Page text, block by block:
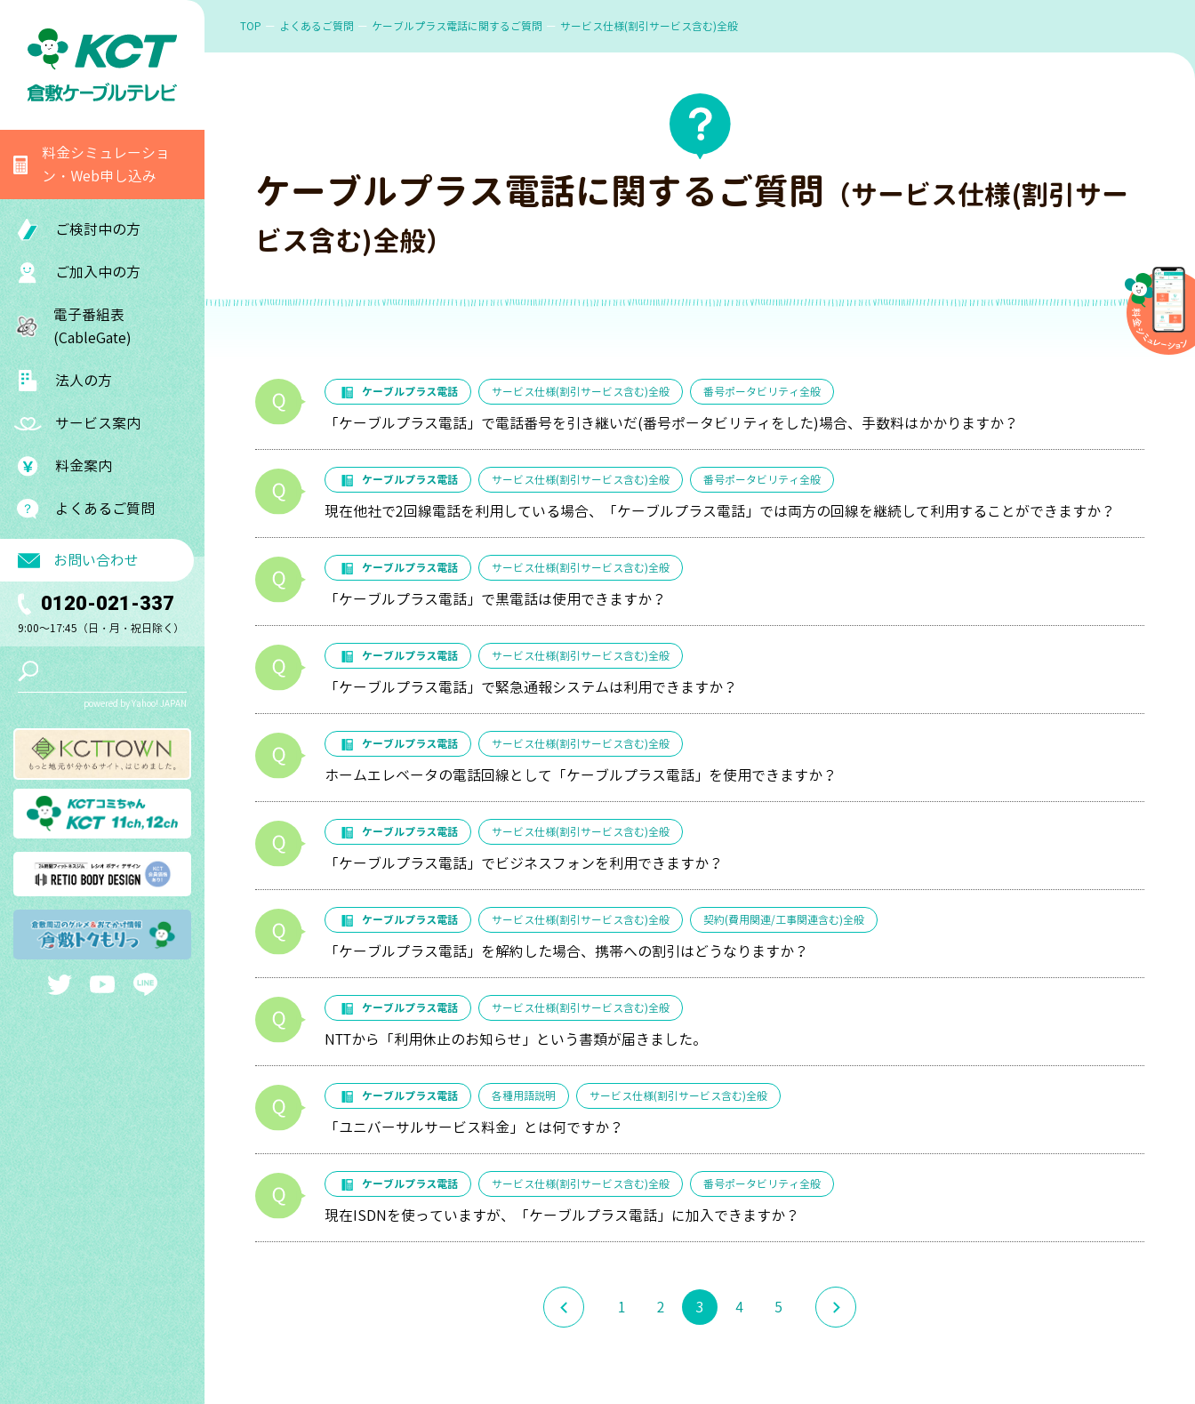
料金シミュレーショ
ン・Web申し込み
ご検討中の方
ご加入中の方
電子番組表
(CableGate)
法人の方
サービス案内
料金案内
よくあるご質問
お問い合わせ
0120-021-337
9:00～17:45（日・月・祝日除く）
powered by Yahoo! JAPAN
TOP よくあるご質問 ケーブルプラス電話に関するご質問 サービス仕様(割引サービス含む)全般
ケーブルプラス電話に関するご質問 （サービス仕様(割引サー
ビス含む)全般）
ケーブルプラス電話 サービス仕様(割引サービス含む)全般 番号ポータビリティ全般
「ケーブルプラス電話」で電話番号を引き継いだ(番号ポータビリティをした)場合、手数料はかかりますか？
ケーブルプラス電話 サービス仕様(割引サービス含む)全般 番号ポータビリティ全般
現在他社で2回線電話を利用している場合、「ケーブルプラス電話」では両方の回線を継続して利用することができますか？
ケーブルプラス電話 サービス仕様(割引サービス含む)全般
「ケーブルプラス電話」で黒電話は使用できますか？
ケーブルプラス電話 サービス仕様(割引サービス含む)全般
「ケーブルプラス電話」で緊急通報システムは利用できますか？
ケーブルプラス電話 サービス仕様(割引サービス含む)全般
ホームエレベータの電話回線として「ケーブルプラス電話」を使用できますか？
ケーブルプラス電話 サービス仕様(割引サービス含む)全般
「ケーブルプラス電話」でビジネスフォンを利用できますか？
ケーブルプラス電話 サービス仕様(割引サービス含む)全般 契約(費用関連/工事関連含む)全般
「ケーブルプラス電話」を解約した場合、携帯への割引はどうなりますか？
ケーブルプラス電話 サービス仕様(割引サービス含む)全般
NTTから「利用休止のお知らせ」という書類が届きました。
ケーブルプラス電話 各種用語説明 サービス仕様(割引サービス含む)全般
「ユニバーサルサービス料金」とは何ですか？
ケーブルプラス電話 サービス仕様(割引サービス含む)全般 番号ポータビリティ全般
現在ISDNを使っていますが、「ケーブルプラス電話」に加入できますか？
1 2 3 4 5